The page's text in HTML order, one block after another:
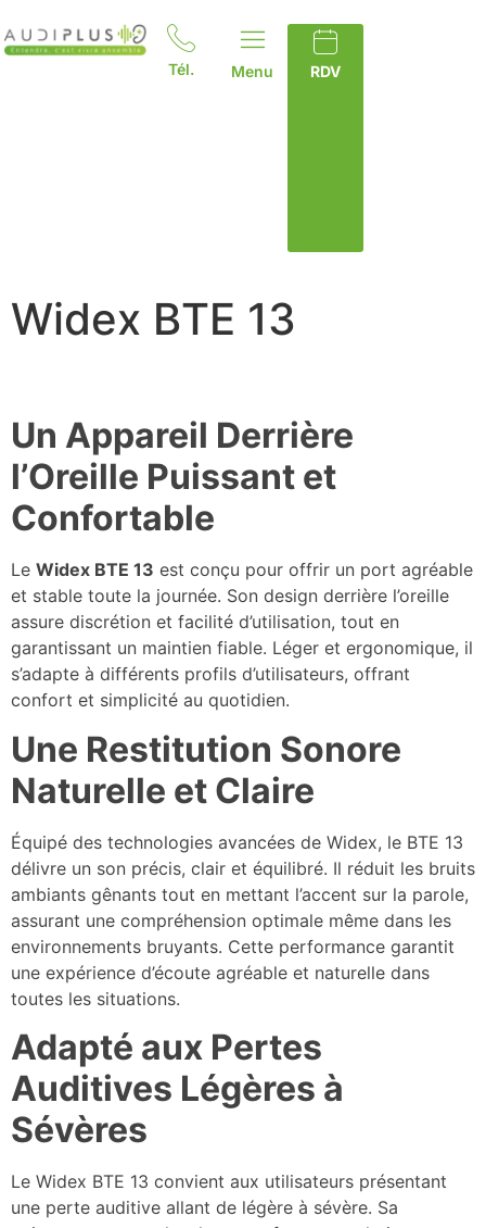
Tél. Menu RDV
Widex BTE 13
Un Appareil Derrière
l’Oreille Puissant et
Confortable
Le Widex BTE 13 est conçu pour offrir un port agréable
et stable toute la journée. Son design derrière l’oreille
assure discrétion et facilité d’utilisation, tout en
garantissant un maintien fiable. Léger et ergonomique, il
s’adapte à différents profils d’utilisateurs, offrant
confort et simplicité au quotidien.
Une Restitution Sonore
Naturelle et Claire
Équipé des technologies avancées de Widex, le BTE 13
délivre un son précis, clair et équilibré. Il réduit les bruits
ambiants gênants tout en mettant l’accent sur la parole,
assurant une compréhension optimale même dans les
environnements bruyants. Cette performance garantit
une expérience d’écoute agréable et naturelle dans
toutes les situations.
Adapté aux Pertes
Auditives Légères à
Sévères
Le Widex BTE 13 convient aux utilisateurs présentant
une perte auditive allant de légère à sévère. Sa